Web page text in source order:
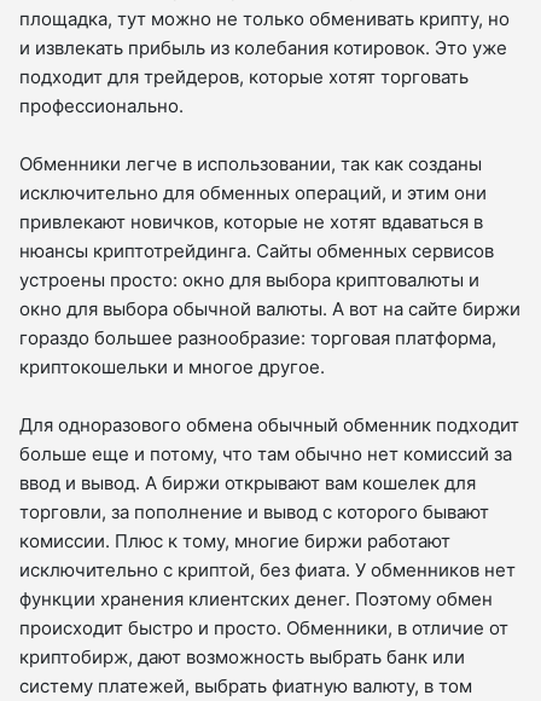
площадка, тут можно не только обменивать крипту, но
и извлекать прибыль из колебания котировок. Это уже
подходит для трейдеров, которые хотят торговать
профессионально.
Обменники легче в использовании, так как созданы
исключительно для обменных операций, и этим они
привлекают новичков, которые не хотят вдаваться в
нюансы криптотрейдинга. Сайты обменных сервисов
устроены просто: окно для выбора криптовалюты и
окно для выбора обычной валюты. А вот на сайте биржи
гораздо большее разнообразие: торговая платформа,
криптокошельки и многое другое.
Для одноразового обмена обычный обменник подходит
больше еще и потому, что там обычно нет комиссий за
ввод и вывод. А биржи открывают вам кошелек для
торговли, за пополнение и вывод с которого бывают
комиссии. Плюс к тому, многие биржи работают
исключительно с криптой, без фиата. У обменников нет
функции хранения клиентских денег. Поэтому обмен
происходит быстро и просто. Обменники, в отличие от
криптобирж, дают возможность выбрать банк или
систему платежей, выбрать фиатную валюту, в том